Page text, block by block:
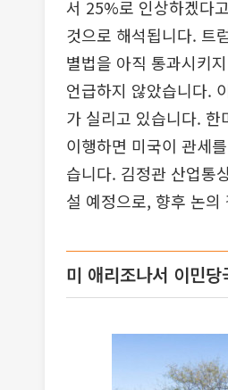
서 25%로 인상하겠다
것으로 해석됩니다. 트
별법을 아직 통과시키
언급하지 않았습니다.
가 실리고 있습니다.
이행하면 미국이 관세
습니다. 김정관 산업통
설 예정으로, 향후 논
미 애리조나서 이민당